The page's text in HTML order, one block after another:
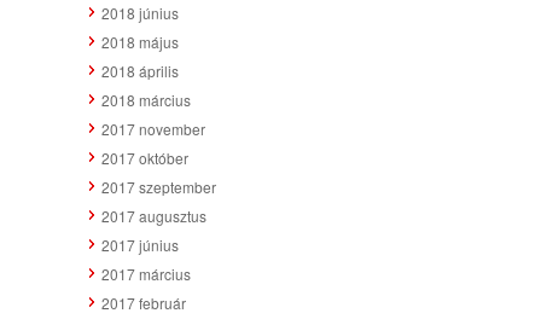
2018 június
2018 május
2018 április
2018 március
2017 november
2017 október
2017 szeptember
2017 augusztus
2017 június
2017 március
2017 február